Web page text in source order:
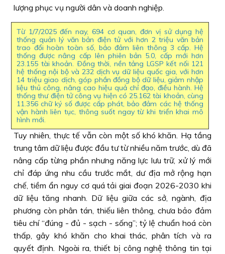
lượng phục vụ người dân và doanh nghiệp.
Từ 1/7/2025 đến nay, 694 cơ quan, đơn vị sử dụng hệ
thống quản lý văn bản điện tử với hơn 2 triệu văn bản
trao đổi hoàn toàn số, bảo đảm liên thông 3 cấp. Hệ
thống được nâng cấp lên phiên bản 5.0, cấp mới hơn
23.155 tài khoản. Ðồng thời, nền tảng LGSP kết nối 121
hệ thống nội bộ và 232 dịch vụ dữ liệu quốc gia, với hơn
14 triệu giao dịch, góp phần đồng bộ dữ liệu, giảm nhập
liệu thủ công, nâng cao hiệu quả chỉ đạo, điều hành. Hệ
thống thư điện tử công vụ hiện có 25.162 tài khoản, cùng
11.356 chữ ký số được cấp phát, bảo đảm các hệ thống
vận hành liên tục, thông suốt ngay từ khi triển khai mô
hình mới.
Tuy nhiên, thực tế vẫn còn một số khó khăn. Hạ tầng
trung tâm dữ liệu được đầu tư từ nhiều năm trước, dù đã
nâng cấp từng phần nhưng năng lực lưu trữ, xử lý mới
chỉ đáp ứng nhu cầu trước mắt, dư địa mở rộng hạn
chế, tiềm ẩn nguy cơ quá tải giai đoạn 2026-2030 khi
dữ liệu tăng nhanh. Dữ liệu giữa các sở, ngành, địa
phương còn phân tán, thiếu liên thông, chưa bảo đảm
tiêu chí “đúng - đủ - sạch - sống”; tỷ lệ chuẩn hoá còn
thấp, gây khó khăn cho khai thác, phân tích và ra
quyết định. Ngoài ra, thiết bị công nghệ thông tin tại